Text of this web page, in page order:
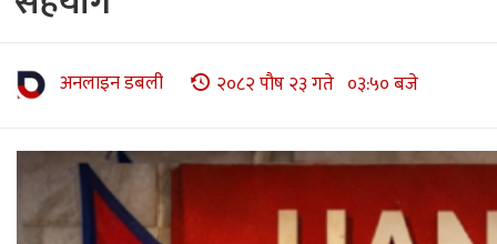
अनलाइन डबली २०८२ पौष २३ गते ०३:५० बजे